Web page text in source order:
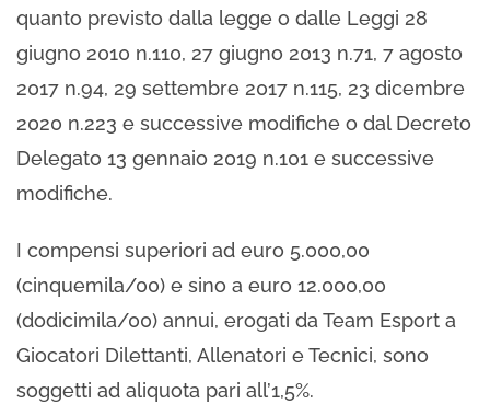
quanto previsto dalla legge o dalle Leggi 28
giugno 2010 n.110, 27 giugno 2013 n.71, 7 agosto
2017 n.94, 29 settembre 2017 n.115, 23 dicembre
2020 n.223 e successive modifiche o dal Decreto
Delegato 13 gennaio 2019 n.101 e successive
modifiche.
I compensi superiori ad euro 5.000,00
(cinquemila/00) e sino a euro 12.000,00
(dodicimila/00) annui, erogati da Team Esport a
Giocatori Dilettanti, Allenatori e Tecnici, sono
soggetti ad aliquota pari all’1,5%.